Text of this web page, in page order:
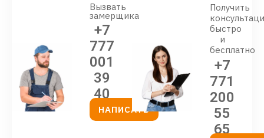
Вызвать
замерщика
+7
777
001
39
40
НАПИСАТЬ
Получить
быстро
и
бесплатно
+7
771
200
55
65